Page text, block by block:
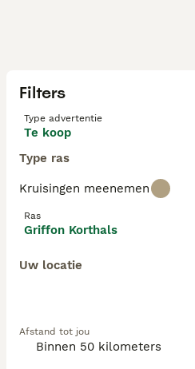
Filters
Type advertentie
Te koop
Type ras
Kruisingen meenemen
Ras
Griffon Korthals
Uw locatie
Afstand tot jou